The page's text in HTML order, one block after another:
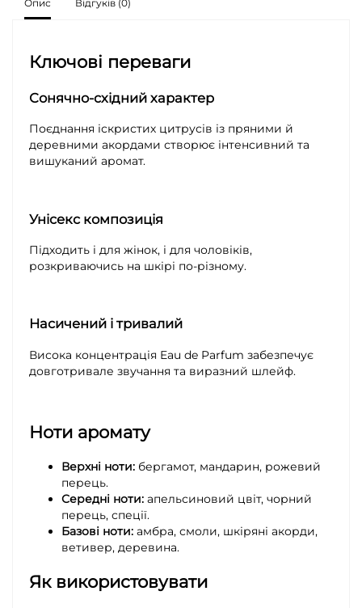
Опис Відгуків (0)
Ключові переваги
Сонячно-східний характер
Поєднання іскристих цитрусів із пряними й
деревними акордами створює інтенсивний та
вишуканий аромат.
Унісекс композиція
Підходить і для жінок, і для чоловіків,
розкриваючись на шкірі по-різному.
Насичений і тривалий
Висока концентрація Eau de Parfum забезпечує
довготривале звучання та виразний шлейф.
Ноти аромату
Верхні ноти: бергамот, мандарин, рожевий
перець.
Середні ноти: апельсиновий цвіт, чорний
перець, спеції.
Базові ноти: амбра, смоли, шкіряні акорди,
ветивер, деревина.
Як використовувати